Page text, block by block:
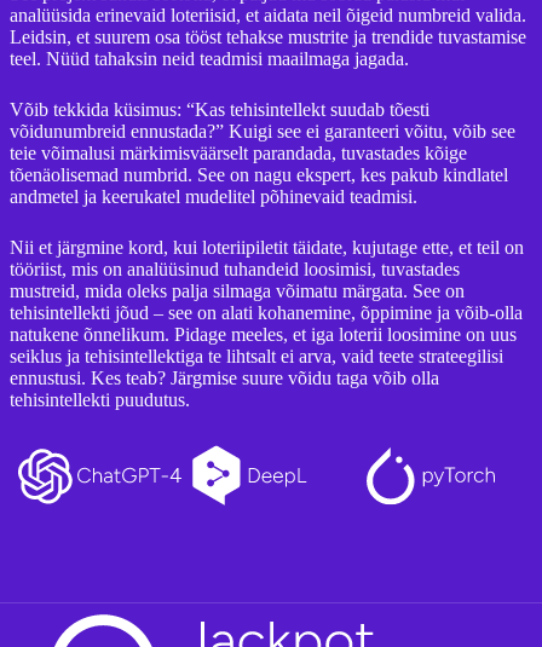
analüüsida erinevaid loteriisid, et aidata neil õigeid numbreid valida.
Leidsin, et suurem osa tööst tehakse mustrite ja trendide tuvastamise
teel. Nüüd tahaksin neid teadmisi maailmaga jagada.
Võib tekkida küsimus: “Kas tehisintellekt suudab tõesti
võidunumbreid ennustada?” Kuigi see ei garanteeri võitu, võib see
teie võimalusi märkimisväärselt parandada, tuvastades kõige
tõenäolisemad numbrid. See on nagu ekspert, kes pakub kindlatel
andmetel ja keerukatel mudelitel põhinevaid teadmisi.
Nii et järgmine kord, kui loteriipiletit täidate, kujutage ette, et teil on
tööriist, mis on analüüsinud tuhandeid loosimisi, tuvastades
mustreid, mida oleks palja silmaga võimatu märgata. See on
tehisintellekti jõud – see on alati kohanemine, õppimine ja võib-olla
natukene õnnelikum. Pidage meeles, et iga loterii loosimine on uus
seiklus ja tehisintellektiga te lihtsalt ei arva, vaid teete strateegilisi
ennustusi. Kes teab? Järgmise suure võidu taga võib olla
tehisintellekti puudutus.